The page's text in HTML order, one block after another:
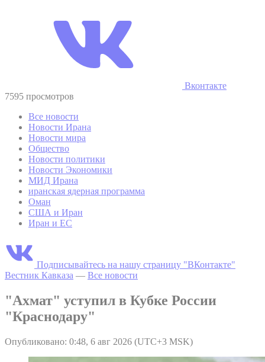
Вконтакте
7595 просмотров
Все новости
Новости Ирана
Новости мира
Общество
Новости политики
Новости Экономики
МИД Ирана
иранская ядерная программа
Оман
США и Иран
Иран и ЕС
Подписывайтесь на нашу страницу "ВКонтакте"
Вестник Кавказа — Все новости
"Ахмат" уступил в Кубке России
"Краснодару"
Опубликовано: 0:48, 6 авг 2026 (UTC+3 MSK)